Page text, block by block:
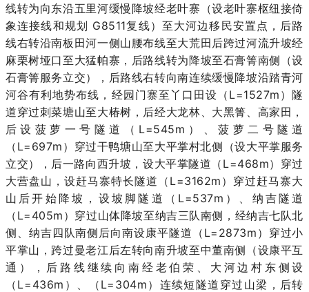
线转为向东沿五里河缓慢降坡经老叶寨（设老叶寨枢纽接倚
象连接线和规划 G8511复线）至大河边移民安置点，后路
线右转沿南板田河一侧山腰布线至大荒田后跨过河流升坡经
麻栗树垭口至大猛帕寨，后路线转为降坡至石膏箐南侧（设
石膏箐服务立交），后路线右转向南连续缓慢降坡沿踏青河
河谷有利地势布线，经园门寨至丫口田设（L=1527m）隧
道穿过刺菜塘山至大椿树，后经大龙林、大黑箐、高家田，
后设菠萝一号隧道（L=545m）、菠萝二号隧道
（L=697m）穿过干鸭塘山至大平掌村北侧（设大平掌服务
立交），后一路向西升坡，设大平掌隧道（L=468m）穿过
大营盘山，设赶马寨特长隧道（L=3162m）穿过赶马寨大
山后开始降坡，设坡脚隧道（L=537m）、纳吉隧道
（L=405m）穿过山体降坡至纳吉三队南侧，经纳吉七队北
侧、纳吉四队南侧后向南设康平隧道（L=2873m）穿过小
平掌山 ，跨过曼老江后左转向南升坡至中董南侧（设康平互
通），后路线继续向南经老伯荣、大河边村东侧设
（L=436m）、（L=304m）连续短隧道穿过山梁，后转